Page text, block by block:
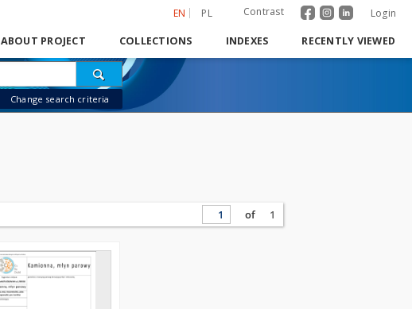
EN PL Contrast Login
ABOUT PROJECT COLLECTIONS INDEXES RECENTLY VIEWED
Change search criteria
of 1